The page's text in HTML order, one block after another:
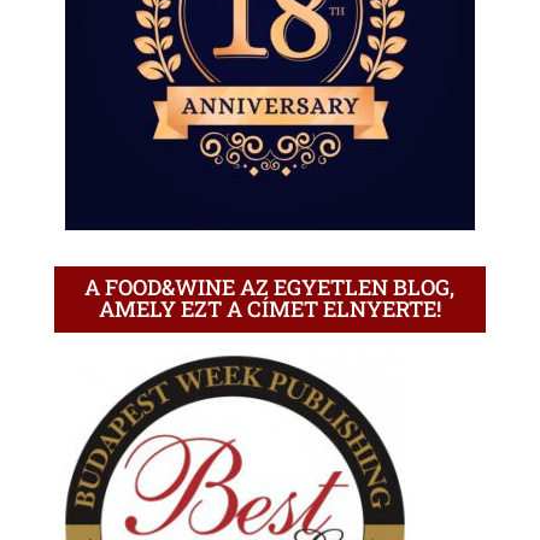
A FOOD&WINE AZ EGYETLEN BLOG,
AMELY EZT A CÍMET ELNYERTE!